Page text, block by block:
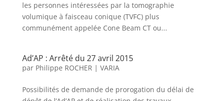
les personnes intéressées par la tomographie
volumique à faisceau conique (TVFC) plus
communément appelée Cone Beam CT ou...
Ad’AP : Arrêté du 27 avril 2015
par Philippe ROCHER | VARIA
Possibilités de demande de prorogation du délai de